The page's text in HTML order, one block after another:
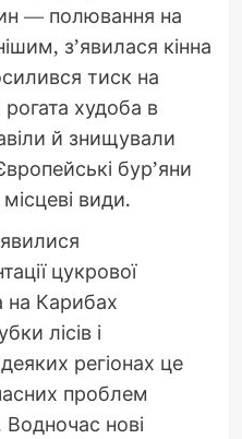
— полювання на
з’явилася кінна
тиск на
худоба в
й знищували
бур’яни
види.
цукрової
на Карибах
лісів і
регіонах це
проблем
Водночас нові